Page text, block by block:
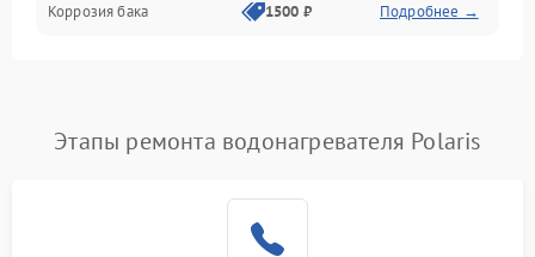
Коррозия бака 1500 ₽ Подробнее →
Этапы ремонта водонагревателя Polaris